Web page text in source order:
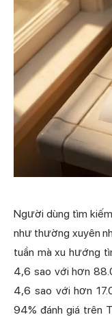
Người dùng tìm
như thường xuyên
tuần mà xu hướng
4,6 sao với hơn
4,6 sao với hơn
94% đánh giá trên